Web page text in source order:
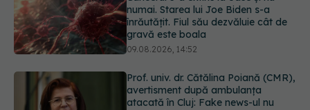
Prof. univ. dr. Cătălina Poiană (CMR),
avertisment după ambulanța
atacată în Cluj: Fake news-ul nu
este inofensiv
Greșeala periculoasă făcută de
bolnavii de rinichi în timpul caniculei
URMĂREȘTE-NE ȘI PE: